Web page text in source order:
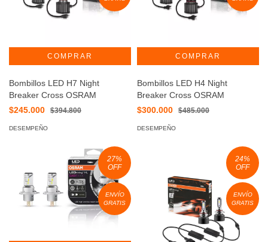
Bombillos LED H7 Night
Breaker Cross OSRAM
$245.000
$394.800
DESEMPEÑO
Bombillos LED H4 Night
Breaker Cross OSRAM
$300.000
$485.000
DESEMPEÑO
27%
OFF
ENVÍO
GRATIS
24%
OFF
ENVÍO
GRATIS